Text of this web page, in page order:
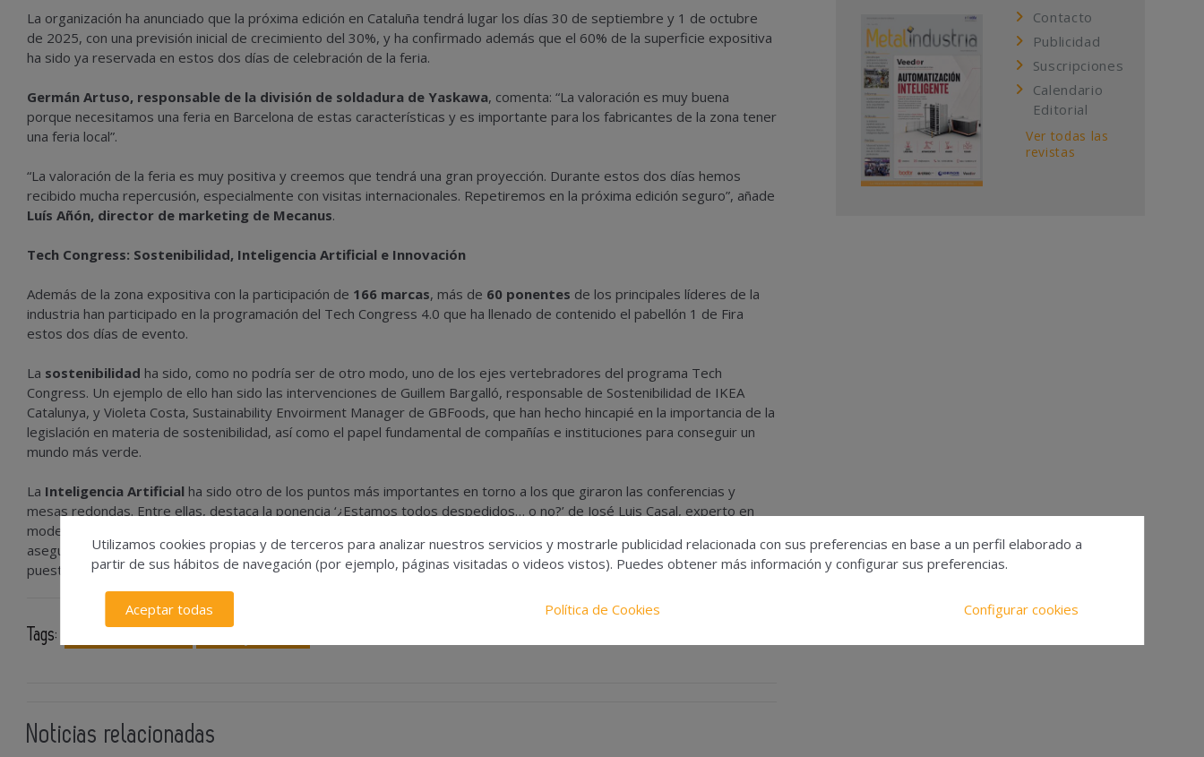
La organización ha anunciado que la próxima edición en Cataluña tendrá lugar los días 30 de septiembre y 1 de octubre
de 2025, con una previsión inicial de crecimiento del 30%, y ha confirmado además que el 60% de la superficie expositiva
ha sido ya reservada en estos dos días de celebración de la feria.
Germán Artuso, responsable de la división de soldadura de Yaskawa, comenta: “La valoración es muy buena
porque necesitamos una feria en Barcelona de estas características y es importante para los fabricantes de la zona tener
una feria local”.
“La valoración de la feria es muy positiva y creemos que tendrá una gran proyección. Durante estos dos días hemos
recibido mucha repercusión, especialmente con visitas internacionales. Repetiremos en la próxima edición seguro”, añade
Luís Añón, director de marketing de Mecanus.
Tech Congress: Sostenibilidad, Inteligencia Artificial e Innovación
Además de la zona expositiva con la participación de 166 marcas, más de 60 ponentes de los principales líderes de la
industria han participado en la programación del Tech Congress 4.0 que ha llenado de contenido el pabellón 1 de Fira
estos dos días de evento.
La sostenibilidad ha sido, como no podría ser de otro modo, uno de los ejes vertebradores del programa Tech
Congress. Un ejemplo de ello han sido las intervenciones de Guillem Bargalló, responsable de Sostenibilidad de IKEA
Catalunya, y Violeta Costa, Sustainability Envoirment Manager de GBFoods, que han hecho hincapié en la importancia de la
legislación en materia de sostenibilidad, así como el papel fundamental de compañías e instituciones para conseguir un
mundo más verde.
La Inteligencia Artificial ha sido otro de los puntos más importantes en torno a los que giraron las conferencias y
mesas redondas. Entre ellas, destaca la ponencia ‘¿Estamos todos despedidos… o no?’ de José Luis Casal, experto en
modelos de negocio digitales, en la que ha abordado cuál va a ser el papel de la IA en la industria. Durante la charla, ha
asegurado que esta tecnología será clave para suprimir las tareas más rutinarias, pero a la vez, permitirá crear nuevos
puestos de trabajo en los que el ser humano será un factor fundamental.
Tags:
Noticias relacionadas
Contacto
Publicidad
Suscripciones
Calendario
Editorial
Ver todas las
revistas
Utilizamos cookies propias y de terceros para analizar nuestros servicios y mostrarle publicidad relacionada con sus preferencias en base a un perfil elaborado a
partir de sus hábitos de navegación (por ejemplo, páginas visitadas o videos vistos). Puedes obtener más información y configurar sus preferencias.
Aceptar todas Política de Cookies Configurar cookies